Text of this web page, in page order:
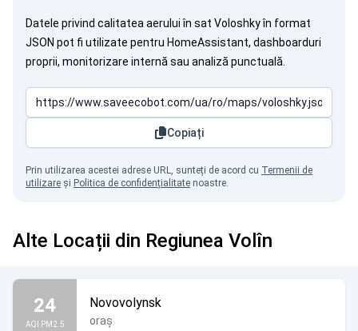
Datele privind calitatea aerului în sat Voloshky în format
JSON pot fi utilizate pentru HomeAssistant, dashboarduri
proprii, monitorizare internă sau analiză punctuală.
Copiați
Prin utilizarea acestei adrese URL, sunteți de acord cu Termenii de
utilizare și Politica de confidențialitate noastre.
Alte Locații din Regiunea Volîn
24
AQI PM2.5
Novovolynsk
oraș